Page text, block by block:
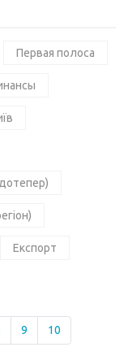
Первая полоса
Експорт
9 10